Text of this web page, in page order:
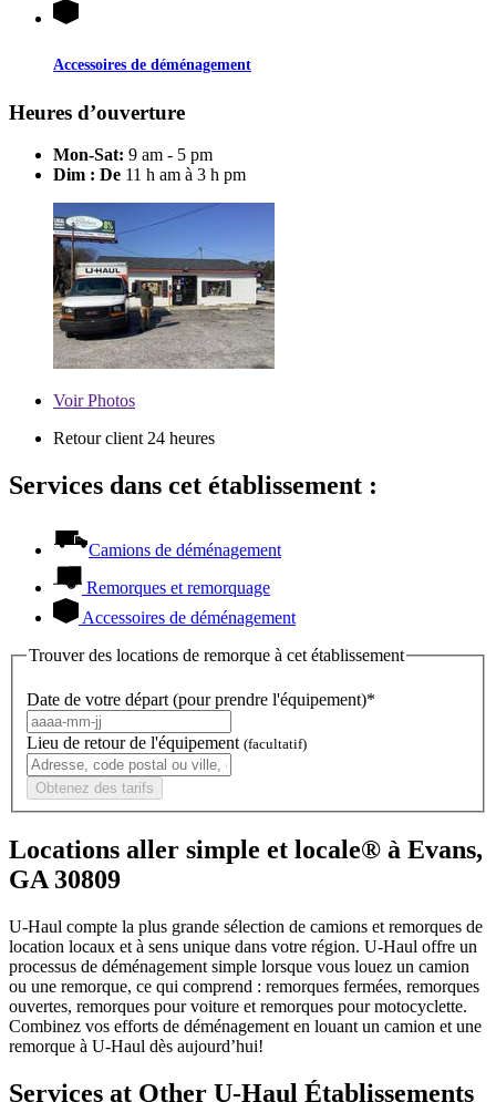
Accessoires de déménagement
Heures d’ouverture
Mon-Sat: 9 am - 5 pm
Dim : De 11 h am à 3 h pm
VoirPhotos
Retour client 24 heures
Services dans cet établissement :
Camions de déménagement
Remorques et remorquage
Accessoires de déménagement
Trouver des locations de remorque à cet établissement
Date de votre départ (pour prendre l'équipement)*
Lieu de retour de l'équipement (facultatif)
Obtenez des tarifs
Locations aller simple et locale® à Evans,
GA 30809
U-Haul compte la plus grande sélection de camions et remorques de
location locaux et à sens unique dans votre région. U-Haul offre un
processus de déménagement simple lorsque vous louez un camion
ou une remorque, ce qui comprend : remorques fermées, remorques
ouvertes, remorques pour voiture et remorques pour motocyclette.
Combinez vos efforts de déménagement en louant un camion et une
remorque à U-Haul dès aujourd’hui!
Services at Other U-Haul Établissements